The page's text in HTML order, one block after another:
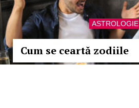
ASTROLOGIE
Cum se ceartă zodiile